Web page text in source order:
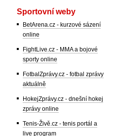
Sportovní weby
BetArena.cz - kurzové sázení
online
FightLive.cz - MMA a bojové
sporty online
FotbalZprávy.cz - fotbal zprávy
aktuálně
HokejZprávy.cz - dnešní hokej
zprávy online
Tenis-Živě.cz - tenis portál a
live program